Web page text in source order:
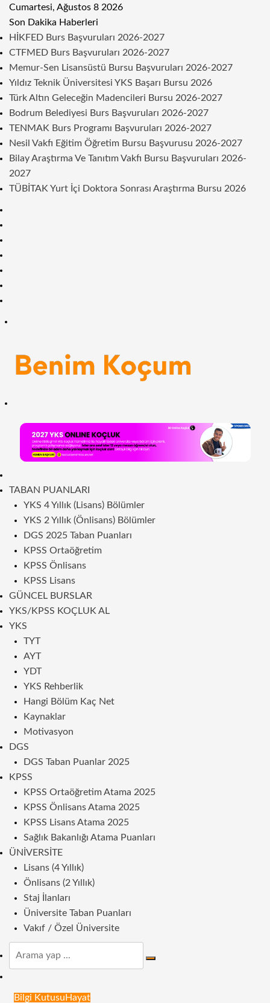
Cumartesi, Ağustos 8 2026
Son Dakika Haberleri
HİKFED Burs Başvuruları 2026-2027
CTFMED Burs Başvuruları 2026-2027
Memur-Sen Lisansüstü Bursu Başvuruları 2026-2027
Yıldız Teknik Üniversitesi YKS Başarı Bursu 2026
Türk Altın Geleceğin Madencileri Bursu 2026-2027
Bodrum Belediyesi Burs Başvuruları 2026-2027
TENMAK Burs Programı Başvuruları 2026-2027
Nesil Vakfı Eğitim Öğretim Bursu Başvurusu 2026-2027
Bilay Araştırma Ve Tanıtım Vakfı Bursu Başvuruları 2026-
2027
TÜBİTAK Yurt İçi Doktora Sonrası Araştırma Bursu 2026
TABAN PUANLARI
YKS 4 Yıllık (Lisans) Bölümler
YKS 2 Yıllık (Önlisans) Bölümler
DGS 2025 Taban Puanları
KPSS Ortaöğretim
KPSS Önlisans
KPSS Lisans
GÜNCEL BURSLAR
YKS/KPSS KOÇLUK AL
YKS
TYT
AYT
YDT
YKS Rehberlik
Hangi Bölüm Kaç Net
Kaynaklar
Motivasyon
DGS
DGS Taban Puanlar 2025
KPSS
KPSS Ortaöğretim Atama 2025
KPSS Önlisans Atama 2025
KPSS Lisans Atama 2025
Sağlık Bakanlığı Atama Puanları
ÜNIVERSITE
Lisans (4 Yıllık)
Önlisans (2 Yıllık)
Staj İlanları
Üniversite Taban Puanları
Vakıf / Özel Üniversite
Arama
görünümü
Bilgi Kutusu Hayat